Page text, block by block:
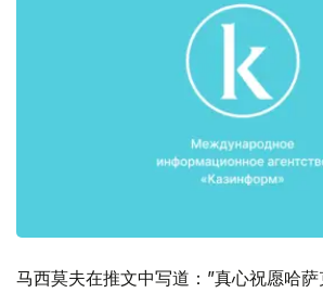
马西莫夫在推文中写道：”真心祝愿哈